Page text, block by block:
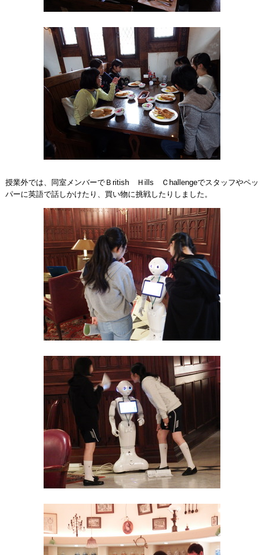
授業外では、同室メンバーでＢritish Ｈills Ｃhallengeでスタッフやペッ
パーに英語で話しかけたり、買い物に挑戦したりしました。